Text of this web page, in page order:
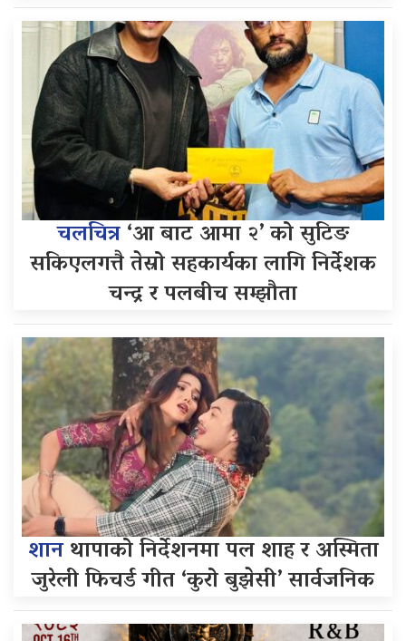
चलचित्र‘आ बाट आमा २’ को सुटिङ
सकिएलगत्तै तेस्रो सहकार्यका लागि निर्देशक
चन्द्र र पलबीच सम्झौता
शानथापाको निर्देशनमा पल शाह र अस्मिता
जुरेली फिचर्ड गीत ‘कुरो बुझेसी’ सार्वजनिक